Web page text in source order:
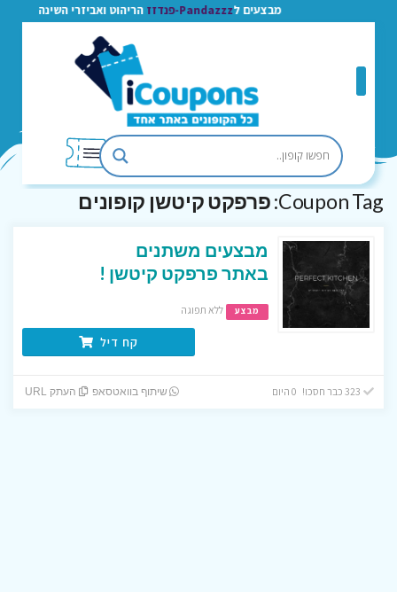
מבצעים לPandazzz-פנדזז הריהוט ואביזרי השינה
Coupon Tag: פרפקט קיטשן קופונים
מבצעים משתנים
באתר פרפקט קיטשן !
מבצע ללא תפוגה
קח דיל
שיתוף בוואטסאפ העתק URL